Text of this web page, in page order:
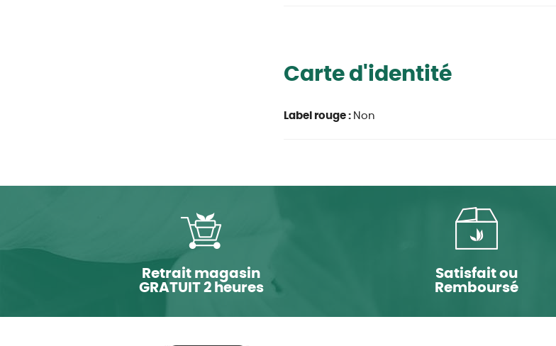
Carte d'identité
Label rouge : Non
Retrait magasin
GRATUIT 2 heures
Satisfait ou
Remboursé